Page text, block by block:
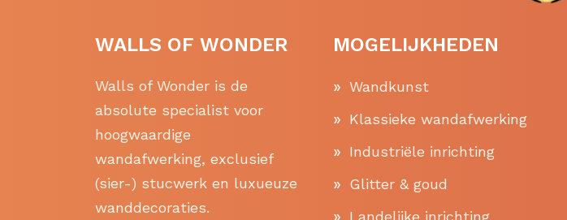
WALLS OF WONDER
Walls of Wonder is de
absolute specialist voor
hoogwaardige
wandafwerking, exclusief
(sier-) stucwerk en luxueuze
wanddecoraties.
MOGELIJKHEDEN
Wandkunst
Klassieke wandafwerking
Industriële inrichting
Glitter & goud